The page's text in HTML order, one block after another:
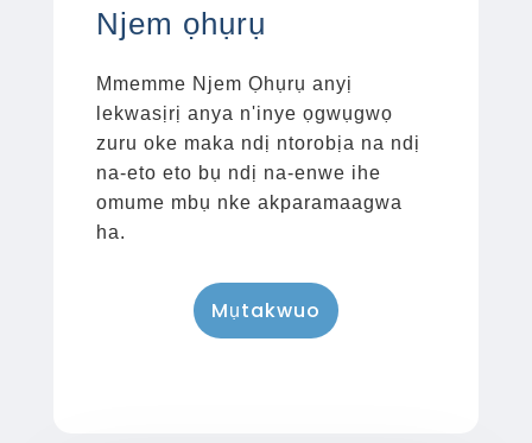
Njem ọhụrụ
Mmemme Njem Ọhụrụ anyị
lekwasịrị anya n'inye ọgwụgwọ
zuru oke maka ndị ntorobịa na ndị
na-eto eto bụ ndị na-enwe ihe
omume mbụ nke akparamaagwa
ha.
Mụtakwuo